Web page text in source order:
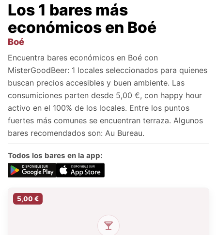
Los 1 bares más
económicos en Boé
Boé
Encuentra bares económicos en Boé con
MisterGoodBeer: 1 locales seleccionados para quienes
buscan precios accesibles y buen ambiente. Las
consumiciones parten desde 5,00 €, con happy hour
activo en el 100% de los locales. Entre los puntos
fuertes más comunes se encuentran terraza. Algunos
bares recomendados son: Au Bureau.
Todos los bares en la app:
5,00 €